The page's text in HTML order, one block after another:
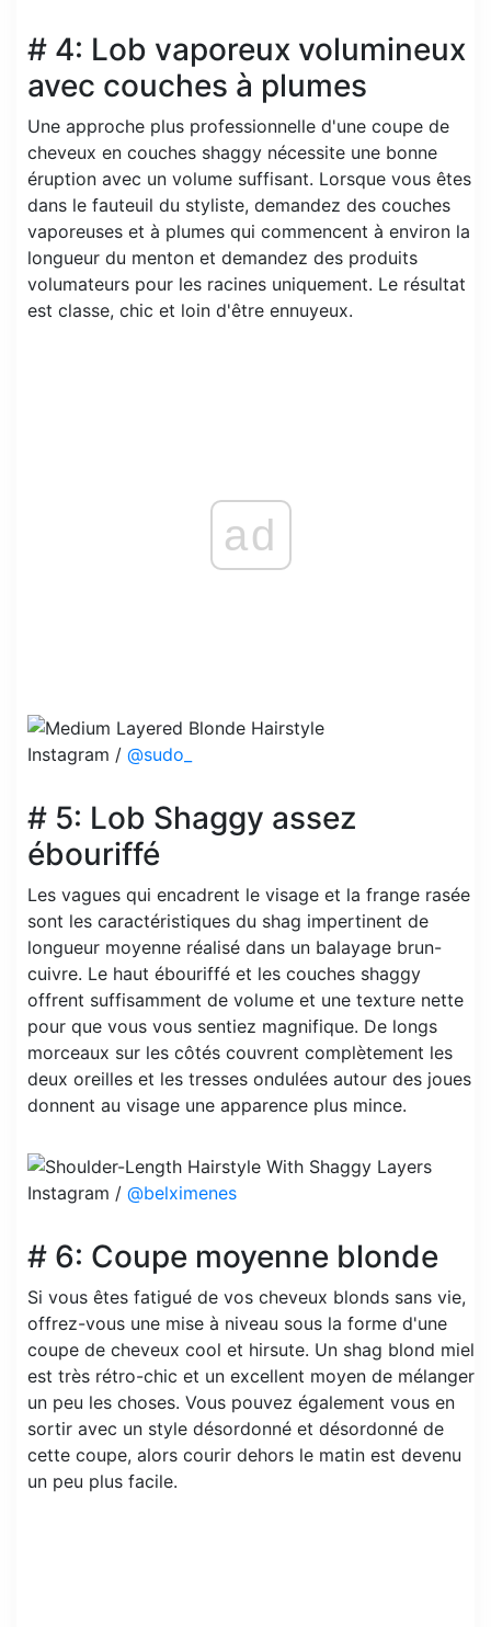
# 4: Lob vaporeux volumineux
avec couches à plumes
Une approche plus professionnelle d'une coupe de
cheveux en couches shaggy nécessite une bonne
éruption avec un volume suffisant. Lorsque vous êtes
dans le fauteuil du styliste, demandez des couches
vaporeuses et à plumes qui commencent à environ la
longueur du menton et demandez des produits
volumateurs pour les racines uniquement. Le résultat
est classe, chic et loin d'être ennuyeux.
ad
Instagram / @sudo_
# 5: Lob Shaggy assez
ébouriffé
Les vagues qui encadrent le visage et la frange rasée
sont les caractéristiques du shag impertinent de
longueur moyenne réalisé dans un balayage brun-
cuivre. Le haut ébouriffé et les couches shaggy
offrent suffisamment de volume et une texture nette
pour que vous vous sentiez magnifique. De longs
morceaux sur les côtés couvrent complètement les
deux oreilles et les tresses ondulées autour des joues
donnent au visage une apparence plus mince.
Instagram / @belximenes
# 6: Coupe moyenne blonde
Si vous êtes fatigué de vos cheveux blonds sans vie,
offrez-vous une mise à niveau sous la forme d'une
coupe de cheveux cool et hirsute. Un shag blond miel
est très rétro-chic et un excellent moyen de mélanger
un peu les choses. Vous pouvez également vous en
sortir avec un style désordonné et désordonné de
cette coupe, alors courir dehors le matin est devenu
un peu plus facile.